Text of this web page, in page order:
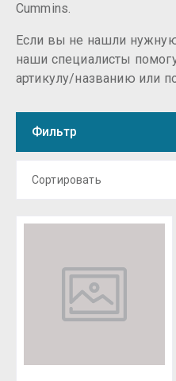
Cummins.
Если вы не нашли нужную
наши специалисты
артикулу/названию или
Фильтр
Сортировать
Название - Я-А
Название - А-Я